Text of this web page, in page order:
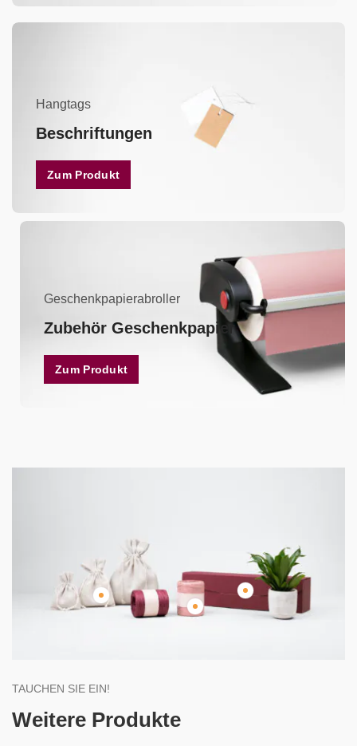
Hangtags
Beschriftungen
Zum Produkt
Geschenkpapierabroller
Zubehör Geschenkpapier
Zum Produkt
TAUCHEN SIE EIN!
Weitere Produkte